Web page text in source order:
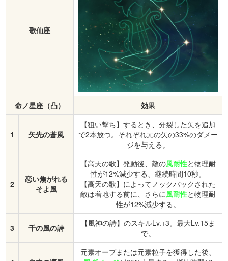
歌仙座
命ノ星座（凸） 効果
1 矢先の蒼風
【狙い撃ち】するとき、分裂した矢を追加
で2本放つ。それぞれ元の矢の33%のダメー
ジを与える。
2
恋い焦がれる
そよ風
【高天の歌】発動後、敵の風耐性と物理耐
性が12%減少する、継続時間10秒。
【高天の歌】によってノックバックされた
敵は着地する前に、さらに風耐性と物理耐
性が12%減少する。
3 千の風の詩
【風神の詩】のスキルLv.+3。最大Lv.15ま
で。
元素オーブまたは元素粒子を獲得した後、